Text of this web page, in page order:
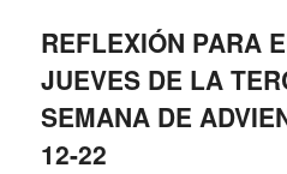
REFLEXIÓN PARA
JUEVES DE LA
SEMANA DE
12-22